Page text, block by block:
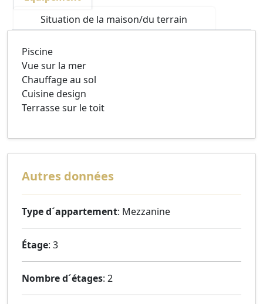
Situation de la maison/du terrain
Piscine
Vue sur la mer
Chauffage au sol
Cuisine design
Terrasse sur le toit
Autres données
Type d´appartement: Mezzanine
Étage: 3
Nombre d´étages: 2